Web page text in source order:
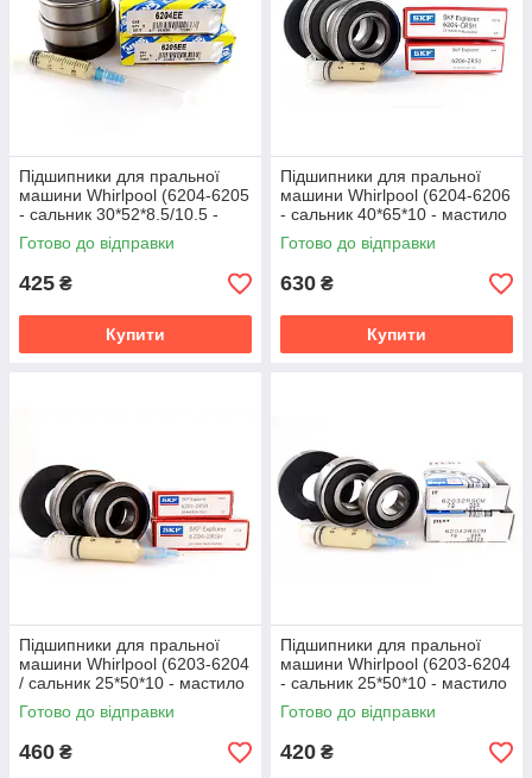
Підшипники для пральної
машини Whirlpool (6204-6205
- сальник 30*52*8.5/10.5 -
мастило 2 мл) SNR
Готово до відправки
425 ₴
Купити
Підшипники для пральної
машини Whirlpool (6204-6206
- сальник 40*65*10 - мастило
2 мл) SKF
Готово до відправки
630 ₴
Купити
Підшипники для пральної
машини Whirlpool (6203-6204
/ сальник 25*50*10 - мастило
2 мл) SKF
Готово до відправки
460 ₴
Підшипники для пральної
машини Whirlpool (6203-6204
- сальник 25*50*10 - мастило
2 мл) Koyo Японія
Готово до відправки
420 ₴